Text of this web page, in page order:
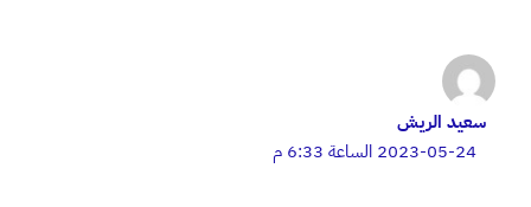
سعيد الريش
2023-05-24 الساعة 6:33 م